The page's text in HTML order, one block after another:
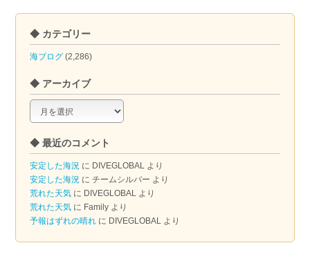
◆ カテゴリー
海ブログ (2,286)
◆ アーカイブ
ア
カ
イ
ブ
◆ 最近のコメント
安定した海況 に DIVEGLOBAL より
安定した海況 にチームシルバー より
荒れた天気 に DIVEGLOBAL より
荒れた天気 に Family より
予報はずれの晴れ に DIVEGLOBAL より